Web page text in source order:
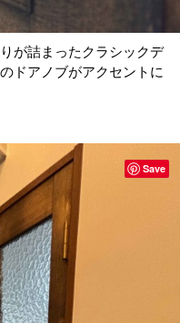
が詰まったクラシックデ
ドアノブがアクセントに
Save